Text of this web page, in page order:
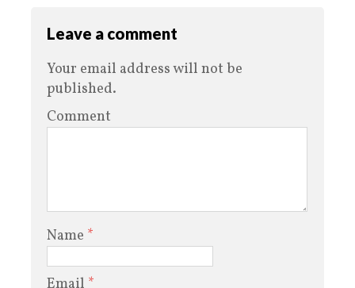
Leave a comment
Your email address will not be
published.
Comment
Name *